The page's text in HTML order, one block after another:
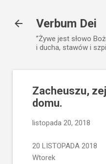
Verbum Dei
”Żywe jest słowo
i ducha, stawów i
Zacheuszu,
domu.
listopada 20, 2018
20 LISTOPADA 2018
Wtorek